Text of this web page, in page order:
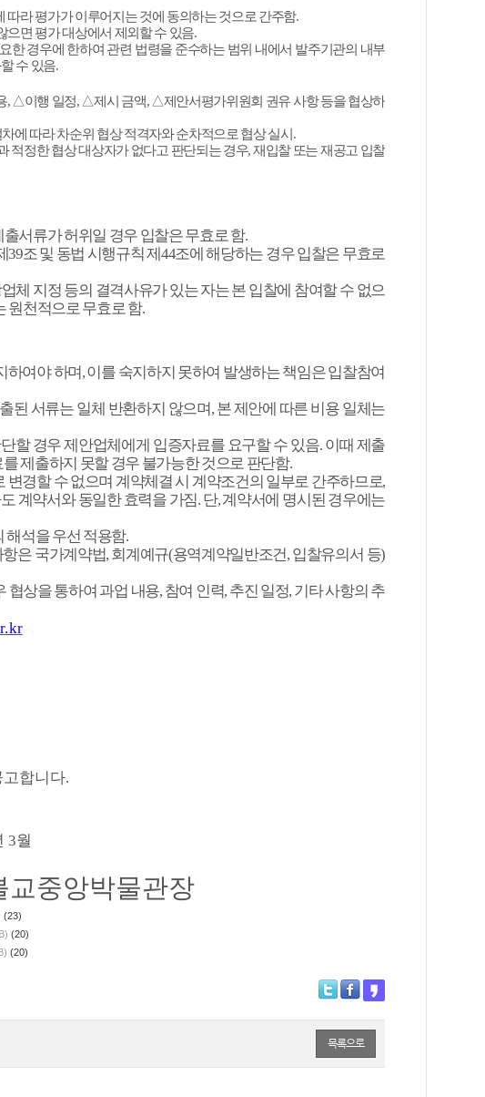
라 평가가 이루어지는 것에 동의하는 것으로 간주함.
으면 평가 대상에서 제외할 수 있음.
한 경우에 한하여 관련 법령을 준수하는 범위 내에서 발주기관의 내부
수 있음.
, △이행 일정, △제시 금액, △제안서평가위원회 권유 사항 등을 협상하
에 따라 차순위 협상 적격자와 순차적으로 협상 실시 .
적정한 협상 대상자가 없다고 판단되는 경우,재입찰 또는 재공고 입찰
서류가 허위일 경우 입찰은 무효로 함.
39조 및 동법 시행규칙 제44조에 해당하는 경우 입찰은 무효로
체 지정 등의 결격사유가 있는 자는 본 입찰에 참여할 수 없으
원천적으로 무효로 함.
하여야 하며,이를 숙지하지 못하여 발생하는 책임은 입찰참여
된 서류는 일체 반환하지 않으며, 본 제안에 따른 비용 일체는
할 경우 제안업체에게 입증자료를 요구할 수 있음. 이때 제출
제출하지 못할 경우 불가능한 것으로 판단함.
경할 수 없으며 계약체결 시 계약조건의 일부로 간주하므로,
계약서와 동일한 효력을 가짐. 단,계약서에 명시된 경우에는
해석을 우선 적용함.
은 국가계약법, 회계예규(용역계약일반조건, 입찰유의서 등)
협상을 통하여 과업 내용, 참여 인력, 추진 일정, 기타 사항의 추
고합니다.
3월
교중앙박물관장
(23)
(20)
(20)
목록으로